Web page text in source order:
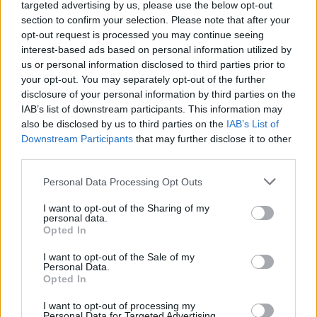
targeted advertising by us, please use the below opt-out
section to confirm your selection. Please note that after your
opt-out request is processed you may continue seeing
interest-based ads based on personal information utilized by
us or personal information disclosed to third parties prior to
your opt-out. You may separately opt-out of the further
disclosure of your personal information by third parties on the
IAB’s list of downstream participants. This information may
also be disclosed by us to third parties on the IAB’s List of
Downstream Participants that may further disclose it to other
Personal Data Processing Opt Outs
I want to opt-out of the Sharing of my
personal data.
Opted In
I want to opt-out of the Sale of my
Personal Data.
Opted In
I want to opt-out of processing my
mind terheli a környezetet, de ennek a mértéke ki van számítva és
nagyjából ki is van fizetve. Csakhogy Paks, az nem!!!
Paksot le kell bontani, új energiastratégia kell, biometánnal és
Elnézést kérek, hogy pár napig várakoztattalak.
1. Amivel egyetértek.
1a. Igen, földhő, az valóban van Magyarországon, méghozzá sok.
egyre kisebb hozamú lett, majd amikor felszíni víz besajtol ással
növelték a vízhozamot, akkor a hőmérséklete rohamosan
csökkenni kezdett, úgyhogy új kutat fúrtak.
Ha lakáshoz alkalmazzák, akkor feltételezik, hogy a lakás
amortizációs ideje azonos a földhő kimerülési idejével, ami
bizonyosan nem igaz. Úgyhogy földhőt alkalmazni lehet, de a
kimerülést nem szabad figyelmen kívül hagyni, eliminálni.
1b. Valóban, minden energetikai ciklust teljes egészében kell